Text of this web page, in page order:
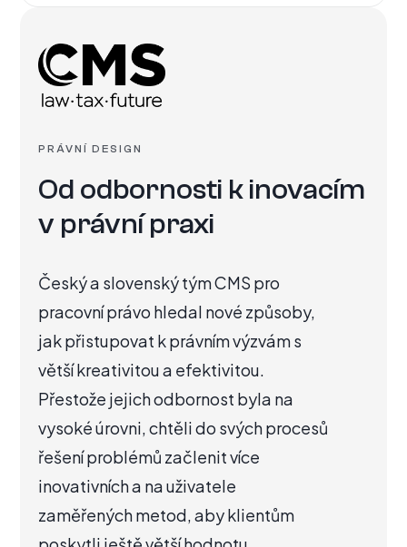
PRÁVNÍ DESIGN
Od odbornosti k inovacím
v právní praxi
Český a slovenský tým CMS pro
pracovní právo hledal nové způsoby,
jak přistupovat k právním výzvám s
větší kreativitou a efektivitou.
Přestože jejich odbornost byla na
vysoké úrovni, chtěli do svých procesů
řešení problémů začlenit více
inovativních a na uživatele
zaměřených metod, aby klientům